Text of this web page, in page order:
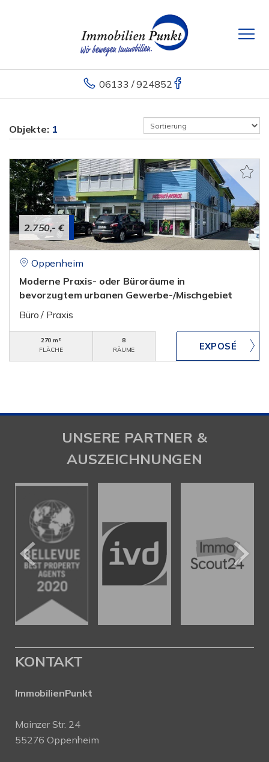
06133 / 924852
Objekte: 1
2.750,- €
Oppenheim
Moderne Praxis- oder Büroräume in
bevorzugtem urbanen Gewerbe-/Mischgebiet
Büro / Praxis
270 m²
FLÄCHE
8
RÄUME
UNSERE PARTNER &
AUSZEICHNUNGEN
KONTAKT
ImmobilienPunkt
Mainzer Str. 24
55276 Oppenheim